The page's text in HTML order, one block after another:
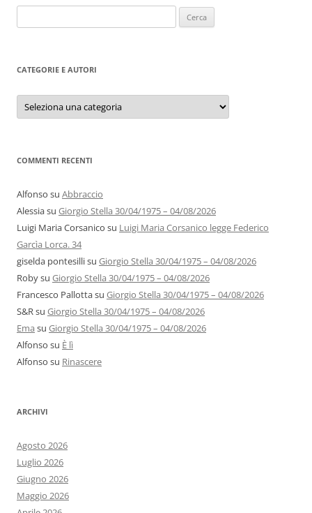
per:
CATEGORIE E AUTORI
Categorie
autori
COMMENTI RECENTI
Alfonso su Abbraccio
Alessiasu Giorgio Stella 30/04/1975 – 04/08/2026
Luigi Maria Corsanico su Luigi Maria Corsanico legge Federico
Garcìa Lorca. 34
giselda pontesillisu Giorgio Stella 30/04/1975 – 04/08/2026
Robysu Giorgio Stella 30/04/1975 – 04/08/2026
Francesco Pallottasu Giorgio Stella 30/04/1975 – 04/08/2026
S&Rsu Giorgio Stella 30/04/1975 – 04/08/2026
Ema su Giorgio Stella 30/04/1975 – 04/08/2026
Alfonso su È lì
Alfonso su Rinascere
ARCHIVI
Agosto 2026
Luglio 2026
Giugno 2026
Maggio 2026